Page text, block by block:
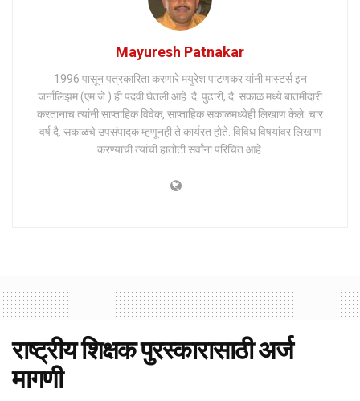
Mayuresh Patnakar
1996 पासून पत्रकारिता करणारे मयुरेश पाटणकर यांनी मास्टर्स इन
जर्नालिझम (एम.जे.) ही पदवी घेतली आहे. दै. पुढारी, दै. सकाळ मध्ये बातमीदारी
करतानाच त्यांनी साप्ताहिक विवेक, साप्ताहिक सकाळमध्येही लिखाण केले. चार
वर्ष दै. सकाळचे उपसंपादक म्हणूनही ते कार्यरत होते. विविध विषयांवर लिखाण
करण्याची त्यांची हातोटी सर्वांना परिचित आहे.
राष्ट्रीय शिक्षक पुरस्कारासाठी अर्ज
मागणी